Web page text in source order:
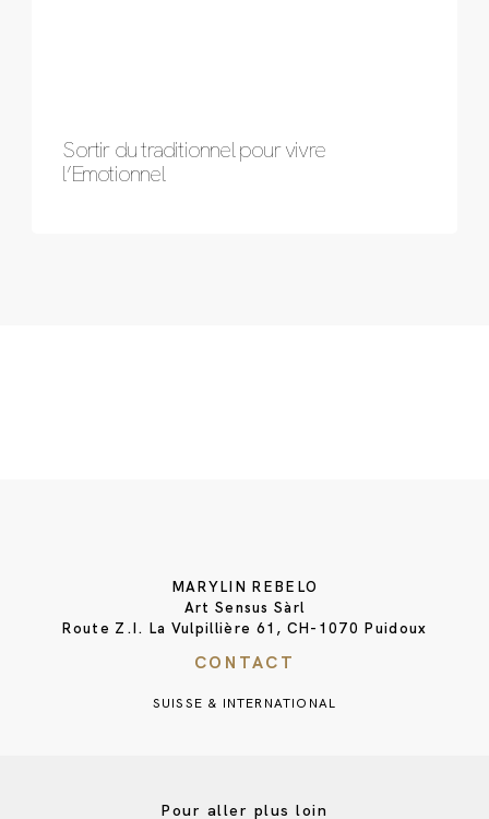
Sortir du traditionnel pour vivre
l’Emotionnel
MARYLIN REBELO
Art Sensus Sàrl
Route Z.I. La Vulpillière 61, CH-1070 Puidoux
CONTACT
SUISSE & INTERNATIONAL
Pour aller plus loin